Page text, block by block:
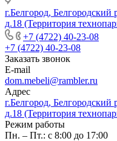
г.Белгород, Белгородский
д.18 (Территория
+7 (4722) 40-23-08
+7 (4722) 40-23-08
Заказать звонок
E-mail
dom.mebeli@rambler.ru
Адрес
г.Белгород, Белгородский
д.18 (Территория
Режим работы
Пн. – Пт.: с 8:00 до 17:00